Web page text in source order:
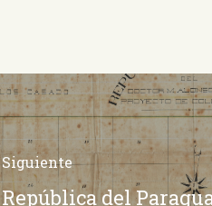
Siguiente
República del